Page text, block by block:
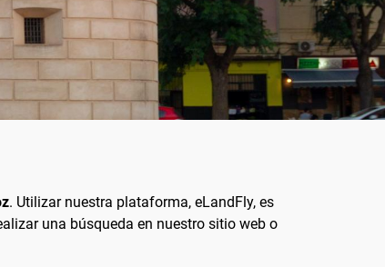
. Utilizar nuestra plataforma, eLandFly, es
una búsqueda en nuestro sitio web o